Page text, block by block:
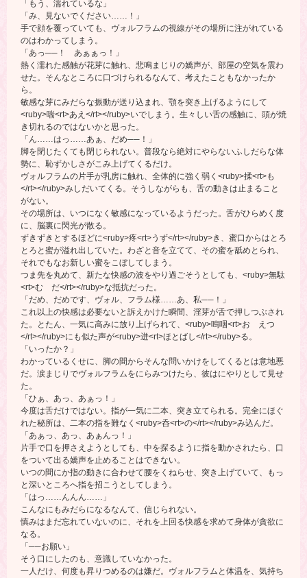
「もう、濡れているな」
「み、見ないでください……！」
手で顔を覆っていても、ヴォルフラムの視線がその場所に注がれている
のはわかってしまう。
「あっ──！ あぁぁっ！」
熱く濡れた感触が花芽に触れ、悲鳴まじりの嬌声が、部屋の空気を震わ
せた。そんなところに口づけられるなんて、考えたこともなかったか
ら。
敏感な芽にみだらな振動が送り込まれ、顎を突き上げるようにして
<ruby>喘<rt>あえ</rt></ruby>いでしまう。生々しい舌の感触に、頭が焼
き切れるのではないかと思った。
「ん……はっ……あぁ、だめ──！」
脚を閉じたくても閉じられない。普段なら絶対にやらないふしだらな体
勢に、恥ずかしさがこみ上げてくるだけ。
ヴォルフラムの片手が乳房に触れ、全体的に強く弱く<ruby>揉<rt>も
</rt></ruby>みしだいてくる。そうしながらも、舌の動きは止まること
がない。
その場所は、いつになく敏感になっているようだった。舌がひらめく度
に、脳裏に閃光が散る。
ずきずきとするほどに<ruby>疼<rt>うず</rt></ruby>き、蜜口からはとろ
とろと蜜が溢れ出していた。わざと音を立てて、その蜜を舐めとられ、
それでもなお新しい蜜をこぼしてしまう。
つま先を丸めて、新たな快感の波をやり過ごそうとしても、<ruby>無駄
<rt>む だ</rt></ruby>な抵抗だった。
「だめ、だめです、ヴォル、フラム様……あ、私──！」
これ以上の快感は必要ないと訴えかけた瞬間、淫芽が舌で押しつぶされ
た。とたん、一気に高みに放り上げられて、<ruby>嗚咽<rt>お えつ
</rt></ruby>にも似た声が<ruby>迸<rt>ほとばし</rt></ruby>る。
「いったか？」
わかっているくせに、脚の間からそんな問いかけをしてくるとは意地悪
だ。涙まじりでヴォルフラムをにらみつけたら、彼はにやりとして見せ
た。
「ひぁ、あっ、あぁっ！」
今度は舌だけではない。指が一気に二本、突き立てられる。完全にほぐ
れた秘所は、二本の指を難なく<ruby>呑<rt>の</rt></ruby>み込んだ。
「あぁっ、あっ、あぁんっ！」
片手で口を押さえようとしても、中を探るように指を動かされたら、口
をついて出る嬌声を止めることはできない。
いつの間にか指の動きに合わせて腰をくねらせ、突き上げていて、もっ
と深いところへ指を招こうとしてしまう。
「はっ……んんん……」
こんなにもみだらになるなんて、信じられない。
慎みはまだ忘れていないのに、それを上回る快感を求めて身体が貪欲に
なる。
「──お願い」
そう口にしたのも、意識していなかった。
一人だけ、何度も昇りつめるのは嫌だ。ヴォルフラムと体温を、気持ち